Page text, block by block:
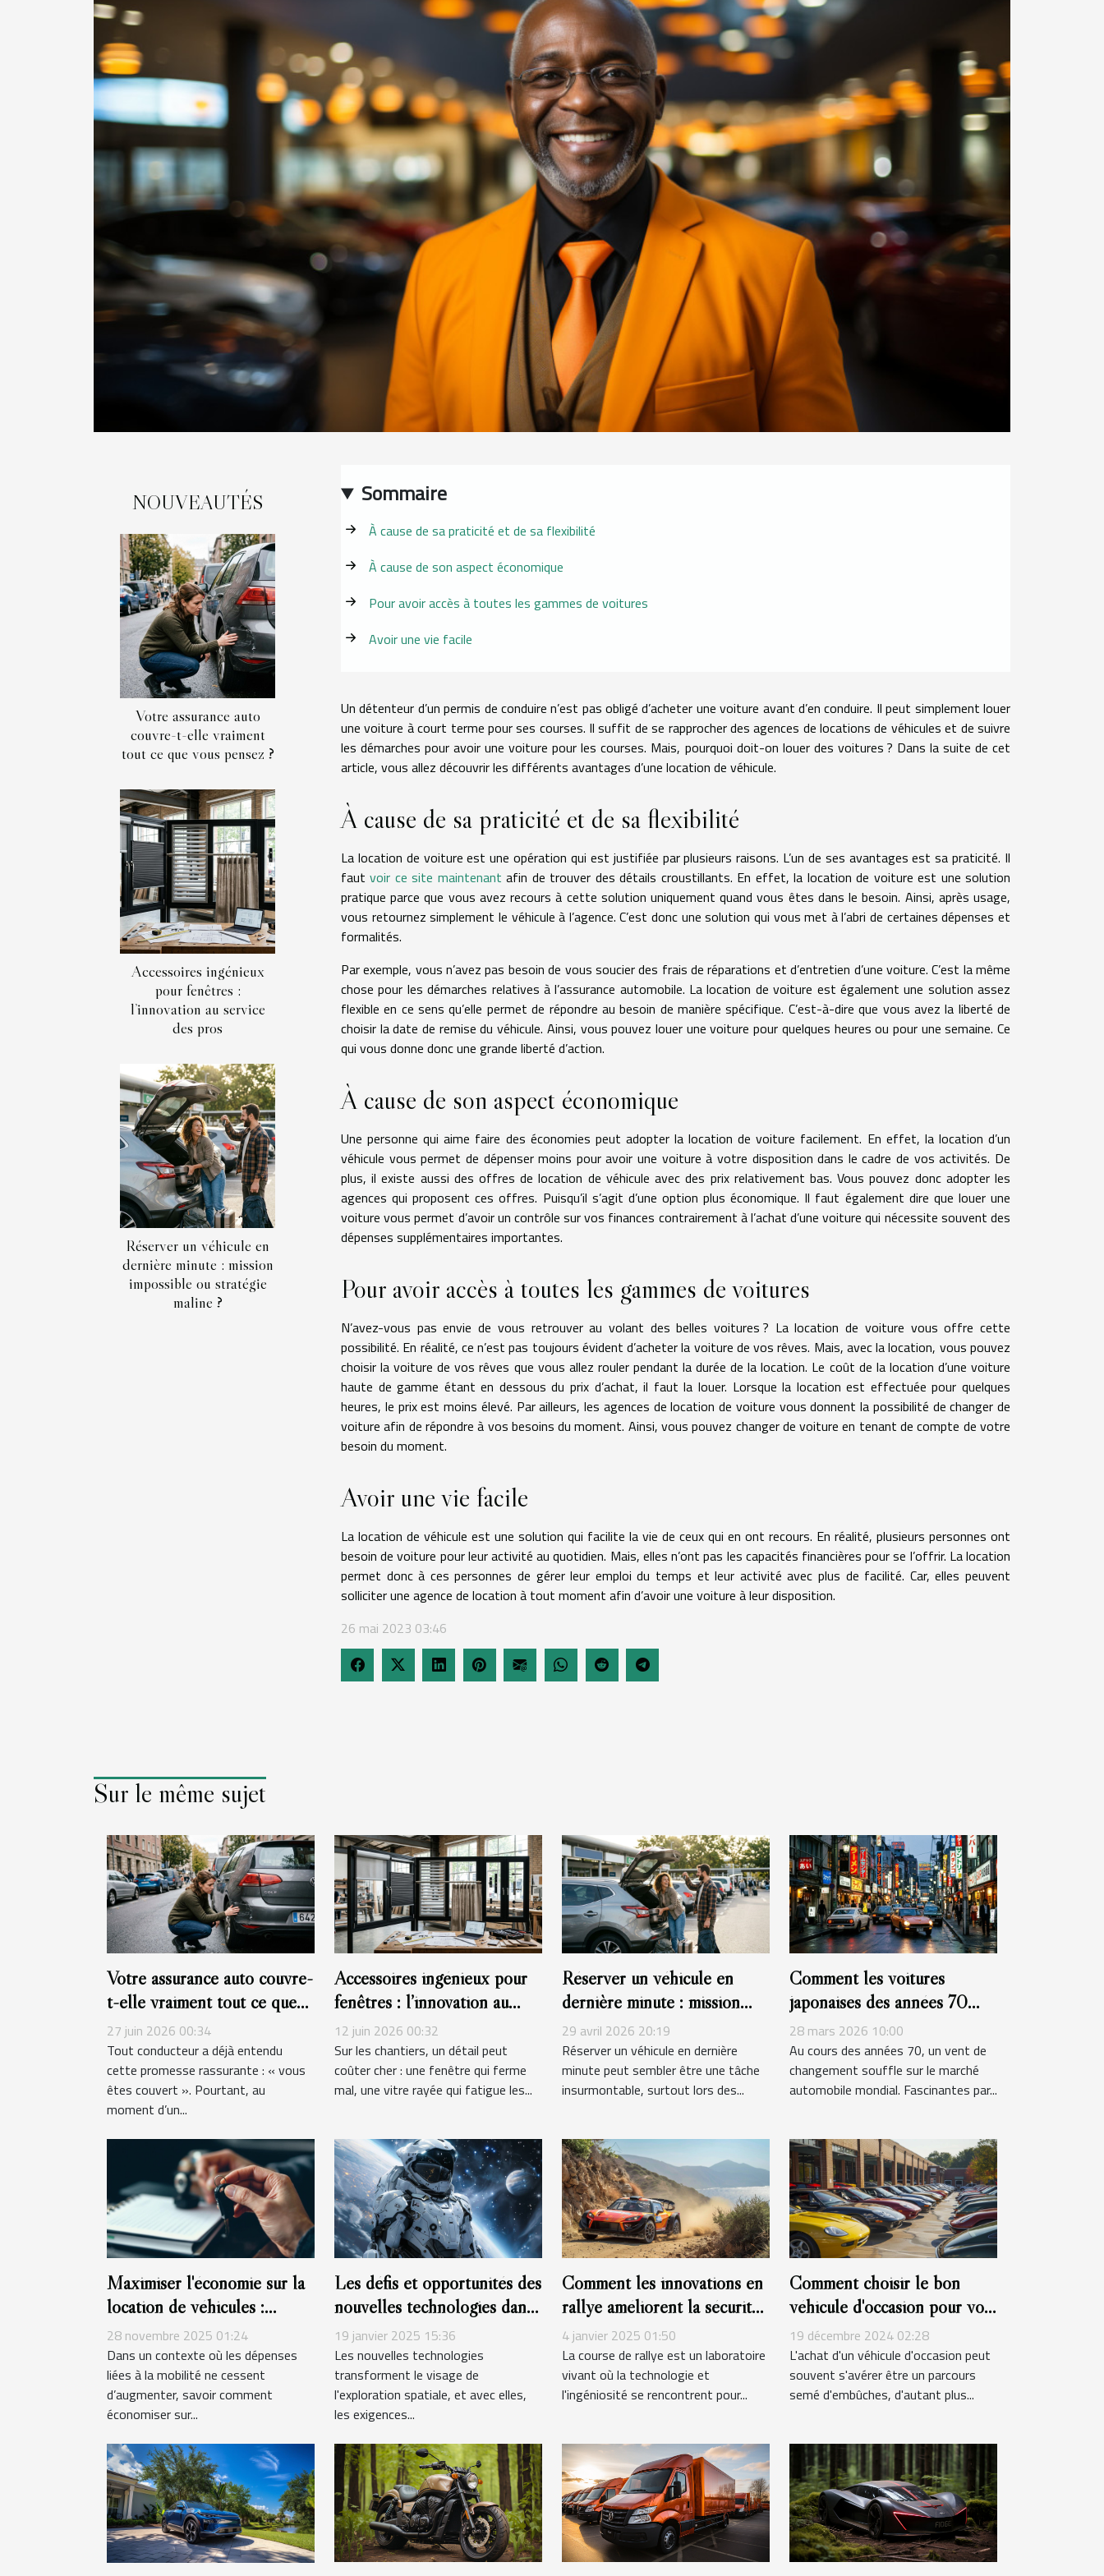
NOUVEAUTÉS
Votre assurance auto
couvre-t-elle vraiment
tout ce que vous pensez ?
Accessoires ingénieux
pour fenêtres :
l’innovation au service
des pros
Réserver un véhicule en
dernière minute : mission
impossible ou stratégie
maline ?
Sommaire
À cause de sa praticité et de sa flexibilité
À cause de son aspect économique
Pour avoir accès à toutes les gammes de voitures
Avoir une vie facile
Un détenteur d’un permis de conduire n’est pas obligé d’acheter une voiture avant d’en conduire. Il peut simplement louer
une voiture à court terme pour ses courses. Il suffit de se rapprocher des agences de locations de véhicules et de suivre
les démarches pour avoir une voiture pour les courses. Mais, pourquoi doit-on louer des voitures ? Dans la suite de cet
article, vous allez découvrir les différents avantages d’une location de véhicule.
À cause de sa praticité et de sa flexibilité
La location de voiture est une opération qui est justifiée par plusieurs raisons. L’un de ses avantages est sa praticité. Il
fautvoir ce site maintenant afin de trouver des détails croustillants. En effet, la location de voiture est une solution
pratique parce que vous avez recours à cette solution uniquement quand vous êtes dans le besoin. Ainsi, après usage,
vous retournez simplement le véhicule à l’agence. C’est donc une solution qui vous met à l’abri de certaines dépenses et
formalités.
Par exemple, vous n’avez pas besoin de vous soucier des frais de réparations et d’entretien d’une voiture. C’est la même
chose pour les démarches relatives à l’assurance automobile. La location de voiture est également une solution assez
flexible en ce sens qu’elle permet de répondre au besoin de manière spécifique. C’est-à-dire que vous avez la liberté de
choisir la date de remise du véhicule. Ainsi, vous pouvez louer une voiture pour quelques heures ou pour une semaine. Ce
qui vous donne donc une grande liberté d’action.
À cause de son aspect économique
Une personne qui aime faire des économies peut adopter la location de voiture facilement. En effet, la location d’un
véhicule vous permet de dépenser moins pour avoir une voiture à votre disposition dans le cadre de vos activités. De
plus, il existe aussi des offres de location de véhicule avec des prix relativement bas. Vous pouvez donc adopter les
agences qui proposent ces offres. Puisqu’il s’agit d’une option plus économique. Il faut également dire que louer une
voiture vous permet d’avoir un contrôle sur vos finances contrairement à l’achat d’une voiture qui nécessite souvent des
dépenses supplémentaires importantes.
Pour avoir accès à toutes les gammes de voitures
N’avez-vous pas envie de vous retrouver au volant des belles voitures ? La location de voiture vous offre cette
possibilité. En réalité, ce n’est pas toujours évident d’acheter la voiture de vos rêves. Mais, avec la location, vous pouvez
choisir la voiture de vos rêves que vous allez rouler pendant la durée de la location. Le coût de la location d’une voiture
haute de gamme étant en dessous du prix d’achat, il faut la louer. Lorsque la location est effectuée pour quelques
heures, le prix est moins élevé. Par ailleurs, les agences de location de voiture vous donnent la possibilité de changer de
voiture afin de répondre à vos besoins du moment. Ainsi, vous pouvez changer de voiture en tenant de compte de votre
besoin du moment.
Avoir une vie facile
La location de véhicule est une solution qui facilite la vie de ceux qui en ont recours. En réalité, plusieurs personnes ont
besoin de voiture pour leur activité au quotidien. Mais, elles n’ont pas les capacités financières pour se l’offrir. La location
permet donc à ces personnes de gérer leur emploi du temps et leur activité avec plus de facilité. Car, elles peuvent
solliciter une agence de location à tout moment afin d’avoir une voiture à leur disposition.
26 mai 2023 03:46
Sur le même sujet
Votre assurance auto couvre-
t-elle vraiment tout ce que
vous pensez ?
27 juin 2026 00:34
Tout conducteur a déjà entendu
cette promesse rassurante : « vous
êtes couvert ». Pourtant, au
moment d’un...
Accessoires ingénieux pour
fenêtres : l’innovation au
service des pros
12 juin 2026 00:32
Sur les chantiers, un détail peut
coûter cher : une fenêtre qui ferme
mal, une vitre rayée qui fatigue les...
Réserver un véhicule en
dernière minute : mission
impossible ou stratégie
maline ?
29 avril 2026 20:19
Réserver un véhicule en dernière
minute peut sembler être une tâche
insurmontable, surtout lors des...
Comment les voitures
japonaises des années 70
ont-elles changé le marché
automobile ?
28 mars 2026 10:00
Au cours des années 70, un vent de
changement souffle sur le marché
automobile mondial. Fascinantes par...
Maximiser l'économie sur la
location de véhicules :
astuces et stratégies
28 novembre 2025 01:24
Dans un contexte où les dépenses
liées à la mobilité ne cessent
d’augmenter, savoir comment
économiser sur...
Les défis et opportunités des
nouvelles technologies dans
les combinaisons spatiales
19 janvier 2025 15:36
Les nouvelles technologies
transforment le visage de
l'exploration spatiale, et avec elles,
les exigences...
Comment les innovations en
rallye améliorent la sécurité
des véhicules
4 janvier 2025 01:50
La course de rallye est un laboratoire
vivant où la technologie et
l'ingéniosité se rencontrent pour...
Comment choisir le bon
véhicule d'occasion pour vos
besoins
19 décembre 2024 02:28
L'achat d'un véhicule d'occasion peut
souvent s'avérer être un parcours
semé d'embûches, d'autant plus...